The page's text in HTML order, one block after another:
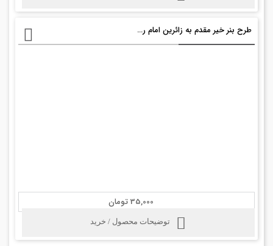
طرح بنر خیر مقدم به زائرین امام رضا
35,000 تومان
توضیحات محصول / خرید